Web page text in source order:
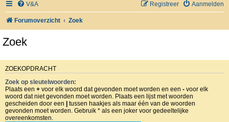
V&A Aanmelden
Registreer
Forumoverzicht Zoek
Zoek
ZOEKOPDRACHT
Zoek op sleutelwoorden:
Plaats een + voor elk woord dat gevonden moet worden en een - voor elk
woord dat niet gevonden moet worden. Plaats een lijst met woorden
gescheiden door een | tussen haakjes als maar één van de woorden
gevonden moet worden. Gebruik * als een joker voor gedeeltelijke
overeenkomsten.